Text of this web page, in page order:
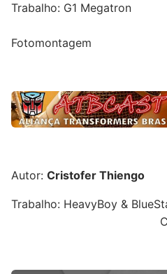
Trabalho: G1 Megatron
Fotomontagem
Autor: Cristofer Thiengo
Trabalho: HeavyBoy &
Categoria: